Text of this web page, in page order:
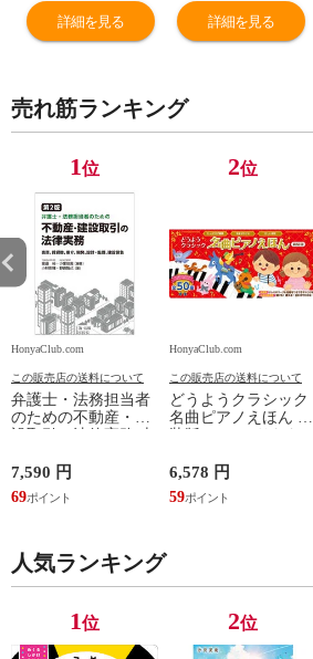
詳細を見る 詳細を見る
売れ筋ランキング
1位
HonyaClub.com
この販売店の送料について
弁護士・法務担当者
のための不動産・建
開発、設計・監理、
建設請負 第２版 /富
田裕 小里佳嵩
7,590 円
69
2位
HonyaClub.com
この販売店の送料について
どうようクラシック
名曲ピアノえほん 新
ワシマミワコ
6,578 円
59
人気ランキング
1位 2位